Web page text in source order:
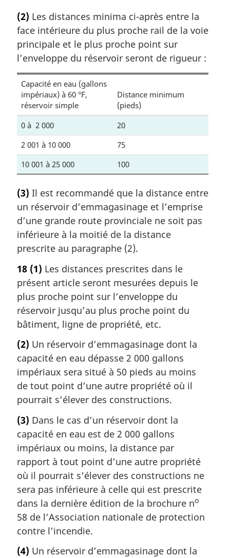
(2) Les distances minima ci-après entre la
face intérieure du plus proche rail de la voie
principale et le plus proche point sur
l’enveloppe du réservoir seront de rigueur :
Capacité en eau (gallons
impériaux) à 60 °F,
réservoir simple
Distance minimum
(pieds)
0 à 2 000
20
2 001 à 10 000
75
10 001 à 25 000
100
(3) Il est recommandé que la distance entre
un réservoir d’emmagasinage et l’emprise
d’une grande route provinciale ne soit pas
inférieure à la moitié de la distance
prescrite au paragraphe (2).
18 (1) Les distances prescrites dans le
présent article seront mesurées depuis le
plus proche point sur l’enveloppe du
réservoir jusqu’au plus proche point du
bâtiment, ligne de propriété, etc.
(2) Un réservoir d’emmagasinage dont la
capacité en eau dépasse 2 000 gallons
impériaux sera situé à 50 pieds au moins
de tout point d’une autre propriété où il
pourrait s’élever des constructions.
(3) Dans le cas d’un réservoir dont la
capacité en eau est de 2 000 gallons
impériaux ou moins, la distance par
rapport à tout point d’une autre propriété
où il pourrait s’élever des constructions ne
sera pas inférieure à celle qui est prescrite
dans la dernière édition de la brochure no
58 de l’Association nationale de protection
contre l’incendie.
(4) Un réservoir d’emmagasinage dont la